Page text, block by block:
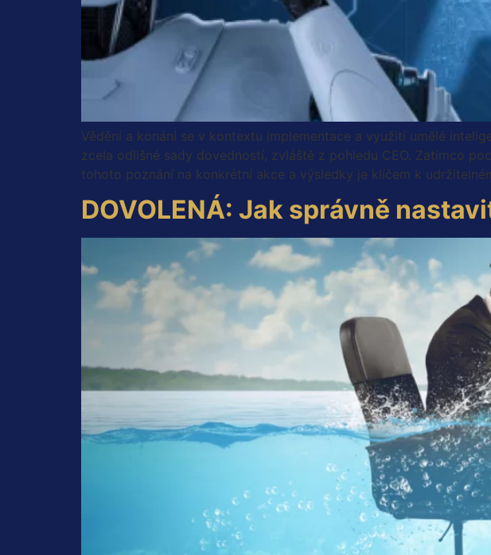
Vědění a konání se v kontextu implementace a využití umělé
zcela odlišné sady dovedností, zvláště z pohledu CEO. Zatímco
tohoto poznání na konkrétní akce a výsledky je klíčem k
DOVOLENÁ: Jak správně